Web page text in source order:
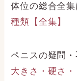
体位の総合全
種類【全集】
ペニスの疑問
大きさ・硬さ